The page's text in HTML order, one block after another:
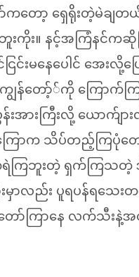
တော့ ရှေရိုးတဲ့မဲချ
ကိုး။ နင့်အကြံနင်ကဆို
င်းမနေပေါင် အေးလို့
ကျွန်တော့််ကို ကြောက်
အားကြီးလို့ ယောက်ျာ
ောက သိပ်တည့်ကြပုံတေ
ရဲကြဘူးတဲ့ ရှက်ကြသ
ာလည်း ပူရပန်ရသေ
ာ်ကြာနေ လက်သီးနဲ့အ